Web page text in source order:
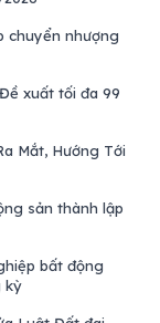
chuyển nhượng
xuất tối đa 99
Mắt, Hướng Tới
sản thành lập
bất động
kỳ